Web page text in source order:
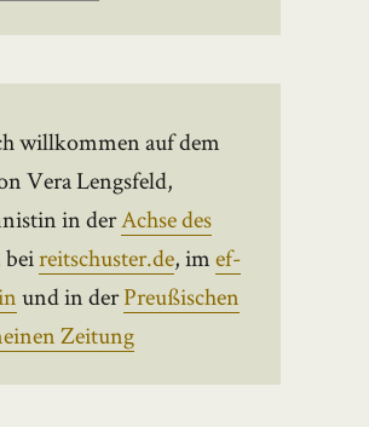
willkommen auf dem
Vera Lengsfeld,
in derAchse des
beireitschuster.de, imef-
und in derPreußischen
Zeitung